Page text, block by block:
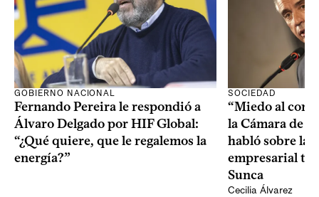
GOBIERNO NACIONAL
Fernando Pereira le respondió a
Álvaro Delgado por HIF Global:
“¿Qué quiere, que le regalemos la
energía?”
SOCIEDAD
“Miedo al
la Cámara de
habló sobre la
empresarial
Sunca
Cecilia Álvarez